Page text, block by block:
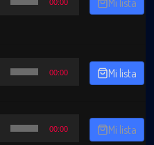
00:00
00:00 Mi lista
00:00 Mi lista